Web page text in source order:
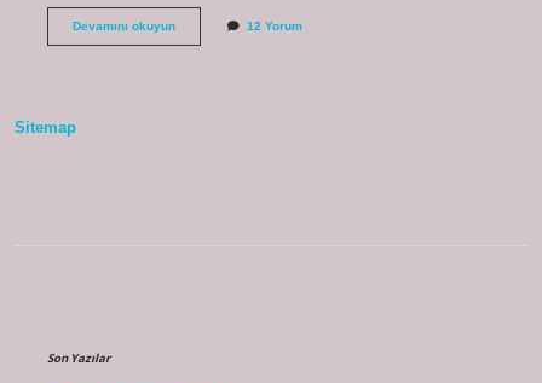
Devamını okuyun18
12 Yorum
Sitemap
Son Yazılar